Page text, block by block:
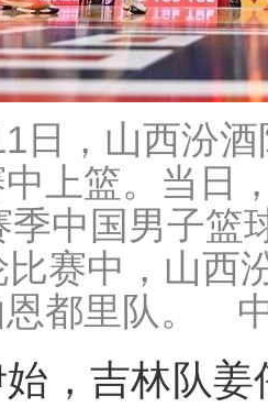
日，山西汾
上篮。当日
季中国男子篮
比赛中，山西
恩都里队。
吉林队姜